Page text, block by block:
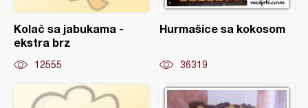
Kolač sa jabukama -
ekstra brz
12555
Hurmašice sa kokosom
36319